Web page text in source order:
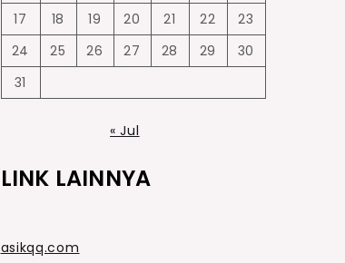
17
18 19 20 21 22
23
24
25 26 27 28 29
30
31
« Jul
LINK LAINNYA
asikqq.com